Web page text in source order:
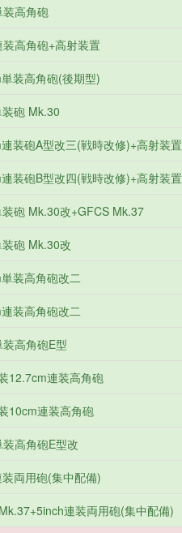
高角砲
高角砲+高射装置
装高角砲(後期型)
砲 Mk.30
装砲A型改三(戦時改修)+高射装置
装砲B型改四(戦時改修)+高射装置
砲 Mk.30改+GFCS Mk.37
砲 Mk.30改
装高角砲改二
装高角砲改二
高角砲E型
12.7cm連装高角砲
10cm連装高角砲
高角砲E型改
両用砲(集中配備)
連装両用砲(集中配備)